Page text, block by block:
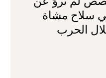
سلاح مشاة
الحرب